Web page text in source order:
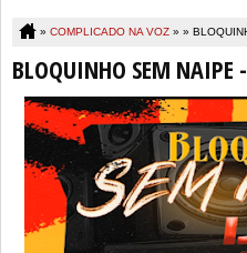
» COMPLICADO NA VOZ » »
BLOQUINHO SEM NAIPE